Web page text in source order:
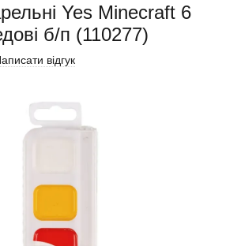
Yes Minecraft 6
б/п (110277)
відгук